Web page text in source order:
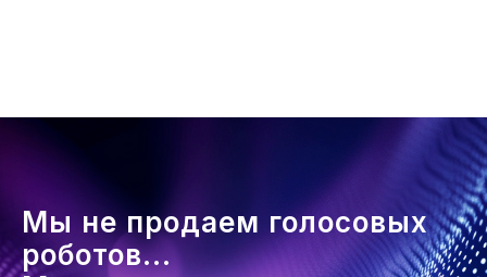
Мы не продаем голосовых
роботов...